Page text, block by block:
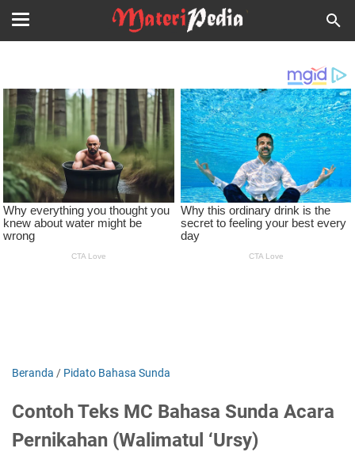
Beranda / Pidato Bahasa Sunda
Contoh Teks MC Bahasa Sunda Acara
Pernikahan (Walimatul ‘Ursy)